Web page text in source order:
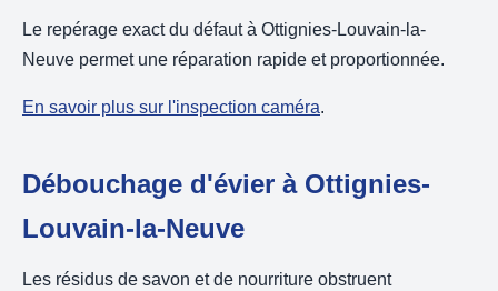
Le repérage exact du défaut à Ottignies-Louvain-la-
Neuve permet une réparation rapide et proportionnée.
En savoir plus sur l'inspection caméra.
Débouchage d'évier à Ottignies-
Louvain-la-Neuve
Les résidus de savon et de nourriture obstruent